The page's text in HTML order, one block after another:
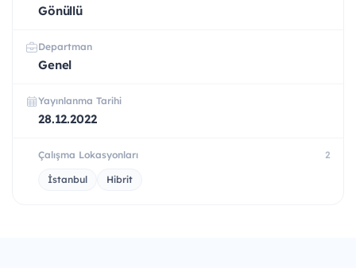
Gönüllü
Departman
Genel
Yayınlanma Tarihi
28.12.2022
Çalışma Lokasyonları 2
İstanbul Hibrit